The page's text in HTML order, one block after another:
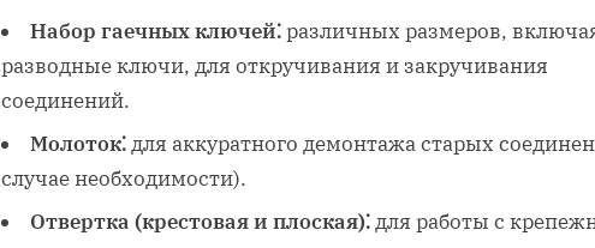
Набор гаечных ключей⁚различных размеров,
разводные ключи, для откручивания и закручивания
соединений.
Молоток⁚для аккуратного демонтажа старых
случае необходимости).
Отвертка (крестовая и плоская)⁚для работы с